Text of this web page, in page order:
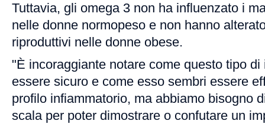
Tuttavia, gli omega 3 non ha influenzato i
nelle donne normopeso e non hanno
riproduttivi nelle donne obese.
"È incoraggiante notare come questo tipo
essere sicuro e come esso sembri essere
profilo infiammatorio, ma abbiamo bisogno
scala per poter dimostrare o confutare un